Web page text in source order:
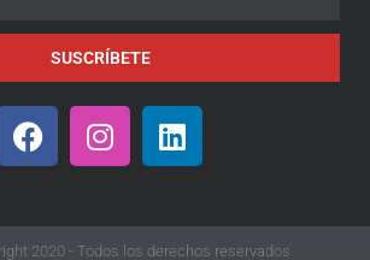
SUSCRÍBETE
2020 - Todos los derechos reservados